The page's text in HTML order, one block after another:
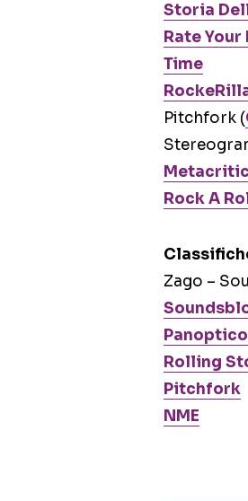
Storia
Rate Your
Time
Pitchfork (
Metacritic
Rock A
Zago –
Rolling
Pitchfork
NME